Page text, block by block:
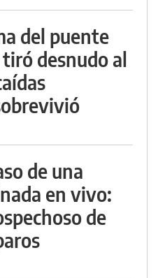
del puente
desnudo al
de una
en vivo:
de